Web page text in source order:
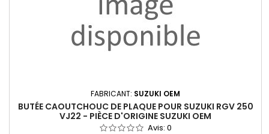
FABRICANT: SUZUKI OEM
BUTÉE CAOUTCHOUC DE PLAQUE POUR SUZUKI RGV 250
VJ22 - PIÈCE D'ORIGINE SUZUKI OEM
Avis: 0